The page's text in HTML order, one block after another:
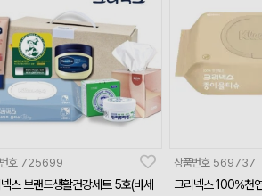
호 725699
스 브랜드생활건강세트 5호(바세
상품번호 569737
크리넥스 100%천